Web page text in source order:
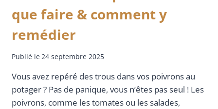
que faire & comment y
remédier
Publié le24 septembre 2025
Vous avez repéré des trous dans vos poivrons au
potager ? Pas de panique, vous n’êtes pas seul ! Les
poivrons, comme les tomates ou les salades,